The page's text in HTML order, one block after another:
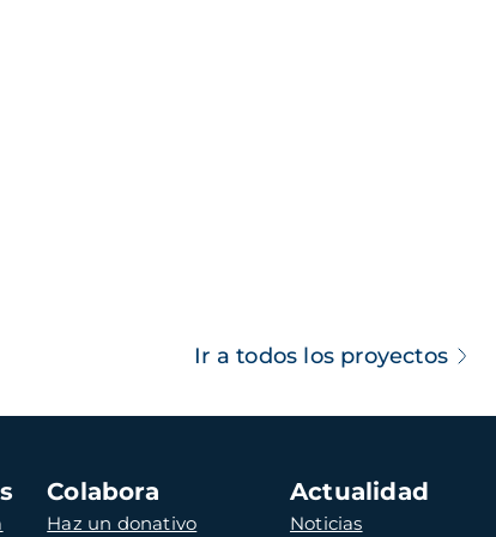
Ir a todos los proyectos
Colabora
Haz un donativo
Actualidad
Noticias